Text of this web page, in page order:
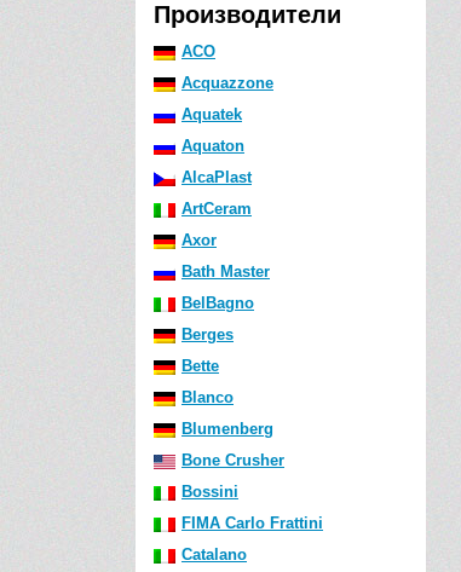
Производители
ACO
Acquazzone
Aquatek
Aquaton
AlcaPlast
ArtCeram
Axor
Bath Master
BelBagno
Berges
Bette
Blanco
Blumenberg
Bone Crusher
Bossini
FIMA Carlo Frattini
Catalano